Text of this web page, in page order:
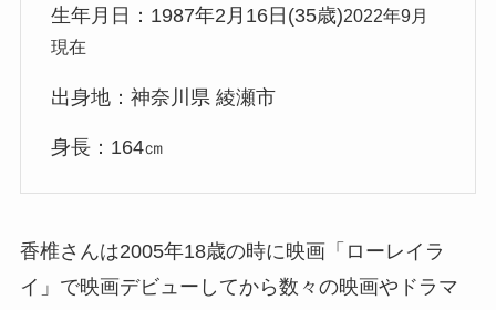
生年月日：1987年2月16日(35歳)2022年9月
現在
出身地：神奈川県 綾瀬市
身長：164㎝
香椎さんは2005年18歳の時に映画「ローレイラ
イ」で映画デビューしてから数々の映画やドラマ